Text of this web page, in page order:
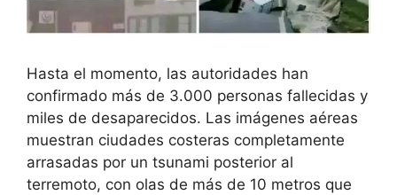
Hasta el momento, las autoridades han
confirmado más de 3.000 personas fallecidas y
miles de desaparecidos. Las imágenes aéreas
muestran ciudades costeras completamente
arrasadas por un tsunami posterior al
terremoto, con olas de más de 10 metros que